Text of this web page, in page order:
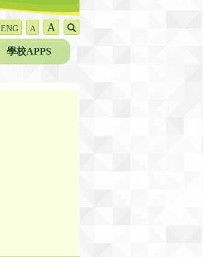
ENG A A
學校APPS